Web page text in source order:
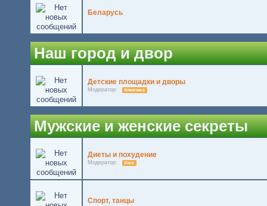
Беларусь
Наш город и двор
Детские площадки и дворы
Модератор: Клюковка
Мужские и женские секреты
Диеты и похудение
Модератор: Dare
Спорт, танцы